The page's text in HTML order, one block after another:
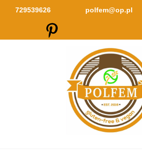
Zarejestruj się Zaloguj
729539626 polfem@op.pl